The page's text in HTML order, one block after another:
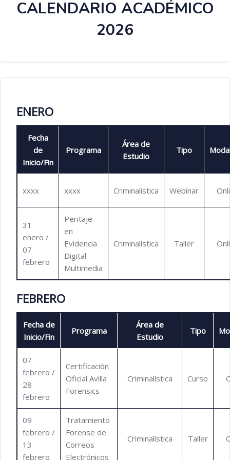
CALENDARIO ACADÉMICO
2026
ENERO
Fecha
de
Inicio/Fin
Programa
Área de
Estudio
Tipo
xxxx xxxx Criminalística Webinar
31
enero /
07
febrero
Peritaje
en
Evidencia
Digital
Multimedia
Criminalística Taller
FEBRERO
Fecha de
Inicio/Fin
Programa
Área de
Estudio
Tipo
07
febrero /
28
febrero
Certificación
Oficial Avilla
Forensics
Criminalística Curso
09
febrero /
13
febrero
Tratamiento
Forense de
Correos
Electrónicos
Criminalística Taller